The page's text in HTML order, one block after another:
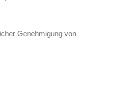
Genehmigung von